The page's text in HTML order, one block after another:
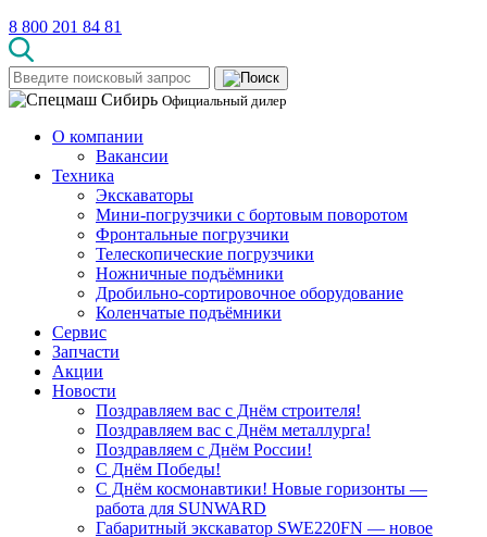
8 800 201 84 81
Официальный дилер
О компании
Вакансии
Техника
Экскаваторы
Мини-погрузчики c бортовым поворотом
Фронтальные погрузчики
Телескопические погрузчики
Ножничные подъёмники
Дробильно-сортировочное оборудование
Коленчатые подъёмники
Сервис
Запчасти
Акции
Новости
Поздравляем вас с Днём строителя!
Поздравляем вас с Днём металлурга!
Поздравляем с Днём России!
С Днём Победы!
С Днём космонавтики! Новые горизонты —
работа для SUNWARD
Габаритный экскаватор SWE220FN — новое